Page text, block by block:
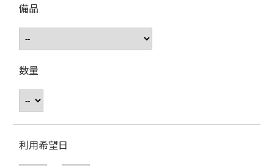
備品
数量
利用希望日